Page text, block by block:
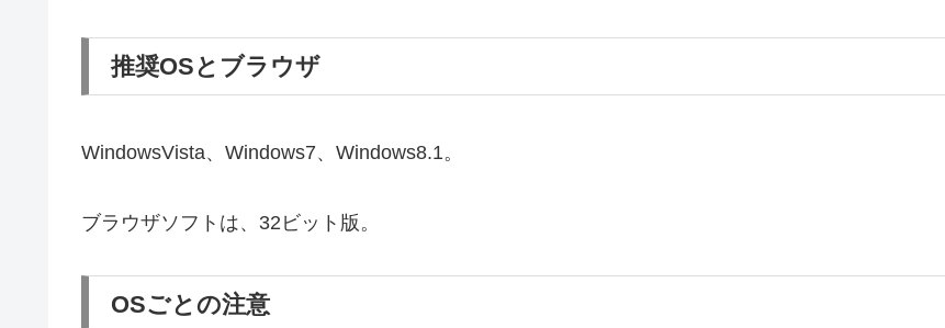
推奨OSとブラウザ
WindowsVista、Windows7、Windows8.1。
ブラウザソフトは、32ビット版。
OSごとの注意